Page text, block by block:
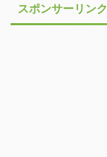
スポンサーリンク